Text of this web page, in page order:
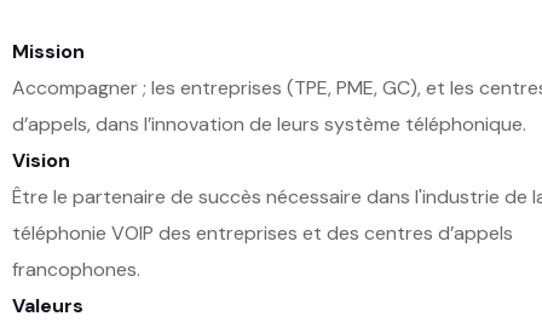
Mission
Accompagner ; les entreprises (TPE, PME, GC), et les
d’appels, dans l’innovation de leurs système téléphonique.
Vision
Être le partenaire de succès nécessaire dans l'industrie de
téléphonie VOIP des entreprises et des centres d’appels
francophones.
Valeurs